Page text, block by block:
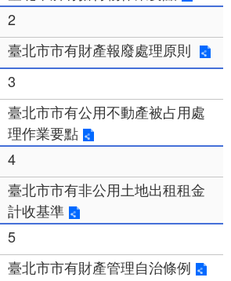
2
臺北市市有財產報廢處理原則
3
臺北市市有公用不動產被占用處
理作業要點
4
臺北市市有非公用土地出租租金
計收基準
5
臺北市市有財產管理自治條例